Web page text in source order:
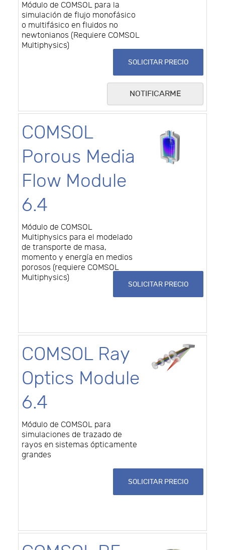
Módulo de COMSOL para la
simulación de flujo monofásico
o multifásico en fluidos no
newtonianos (Requiere COMSOL
Multiphysics)
SOLICITAR PRECIO
NOTIFICARME
COMSOL
Porous Media
Flow Module
6.4
Módulo de COMSOL
Multiphysics para el modelado
de transporte de masa,
momento y energía en medios
porosos (requiere COMSOL
Multiphysics)
SOLICITAR PRECIO
COMSOL Ray
Optics Module
6.4
Módulo de COMSOL para
simulaciones de trazado de
rayos en sistemas ópticamente
grandes
SOLICITAR PRECIO